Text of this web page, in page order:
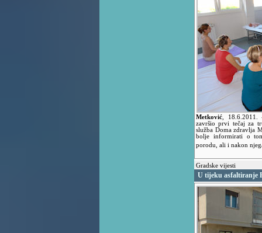
Metković 18.6.2011.
završio prvi tečaj za
služba Doma zdravlja
bolje informirati o
porodu, ali i nakon
Gradske vijesti
U tijeku asfaltiranje